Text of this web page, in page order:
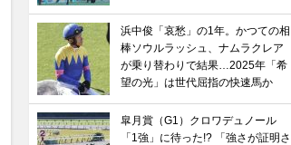
浜中俊「哀愁」の1年。かつての相
棒ソウルラッシュ、ナムラクレア
が乗り替わりで結果…2025年「希
望の光」は世代屈指の快速馬か
皐月賞（G1）クロワデュノール
「1強」に待った!? 「強さが証明さ